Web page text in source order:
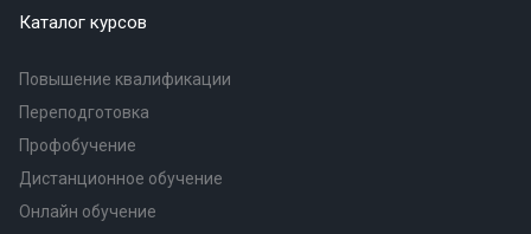
Каталог курсов
Повышение квалификации
Переподготовка
Профобучение
Дистанционное обучение
Онлайн обучение